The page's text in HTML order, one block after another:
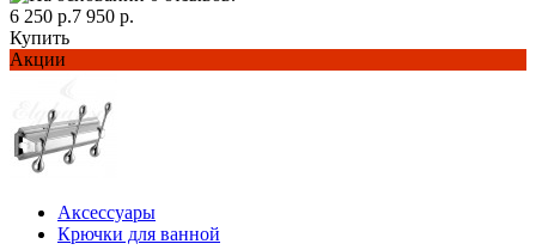
6 250 р.7 950 р.
Купить
Акции
Аксессуары
Крючки для ванной